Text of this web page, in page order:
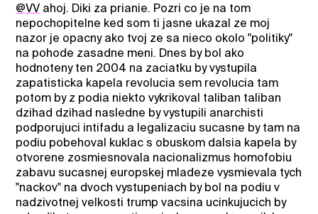
@VV ahoj. Diki za prianie. Pozri co je na tom
nepochopitelne ked som ti jasne ukazal ze moj
nazor je opacny ako tvoj ze sa nieco okolo "politiky"
na pohode zasadne meni. Dnes by bol ako
hodnoteny ten 2004 na zaciatku by vystupila
zapatisticka kapela revolucia sem revolucia tam
potom by z podia niekto vykrikoval taliban taliban
dzihad dzihad nasledne by vystupili anarchisti
podporujuci intifadu a legalizaciu sucasne by tam na
podiu pobehoval kuklac s obuskom dalsia kapela by
otvorene zosmiesnovala nacionalizmus homofobiu
zabavu sucasnej europskej mladeze vysmievala tych
"nackov" na dvoch vystupeniach by bol na podiu v
nadzivotnej velkosti trump vacsina ucinkujucich by